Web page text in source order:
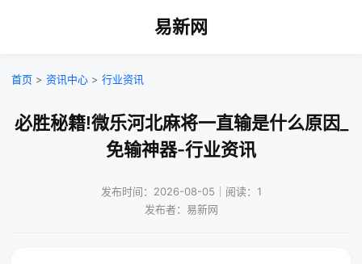
易新网
首页 > 资讯中心 > 行业资讯
必胜秘籍!微乐河北麻将一直输是什么原因_
免输神器-行业资讯
发布时间：2026-08-05｜阅读：1
发布者：易新网